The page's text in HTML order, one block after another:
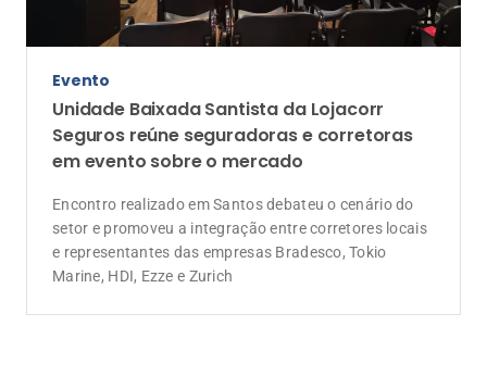
Evento
Unidade Baixada Santista da Lojacorr
Seguros reúne seguradoras e corretoras
em evento sobre o mercado
Encontro realizado em Santos debateu o cenário do
setor e promoveu a integração entre corretores locais
e representantes das empresas Bradesco, Tokio
Marine, HDI, Ezze e Zurich